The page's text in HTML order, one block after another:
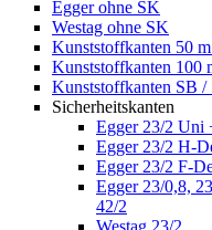
Egger ohne SK
Westag ohne SK
Kunststoffkanten 50
Kunststoffkanten 100
Kunststoffkanten SB /
Sicherheitskanten
Egger 23/2 Uni
Egger 23/2 H-
Egger 23/2 F-
Egger 23/0,8,
42/2